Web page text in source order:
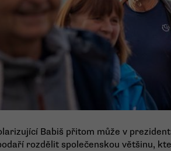
Babiš přitom může v
rozdělit společenskou většinu,